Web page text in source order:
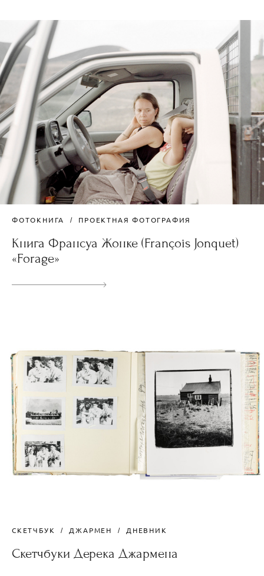
ФОТОКНИГА ПРОЕКТНАЯ ФОТОГРАФИЯ
Книга Франсуа Жонке (François Jonquet)
«Forage»
СКЕТЧБУК ДЖАРМЕН ДНЕВНИК
Скетчбуки Дерека Джармена